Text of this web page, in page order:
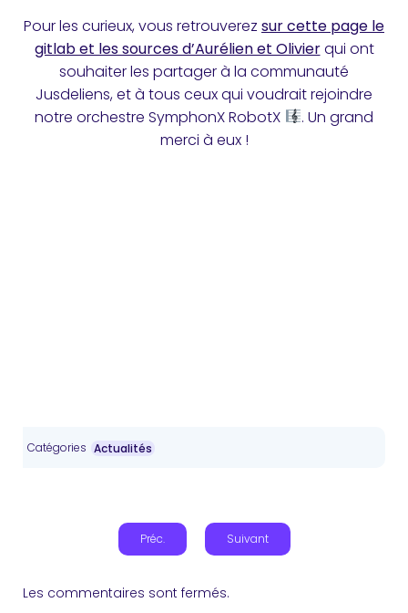
Pour les curieux, vous retrouverez sur cette page le
gitlab et les sources d’Aurélien et Olivierqui ont
souhaiter les partager à la communauté
Jusdeliens, et à tous ceux qui voudrait rejoindre
notre orchestre SymphonX RobotX
. Un grand
merci à eux !
Catégories Actualités
Préc. Suivant
Les commentaires sont fermés.